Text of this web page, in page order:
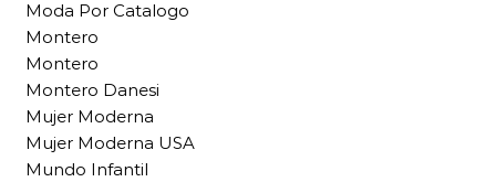
Moda Por Catalogo
Montero
Montero
Montero Danesi
Mujer Moderna
Mujer Moderna USA
Mundo Infantil